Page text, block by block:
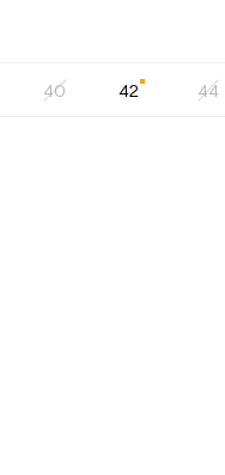
40 42 44